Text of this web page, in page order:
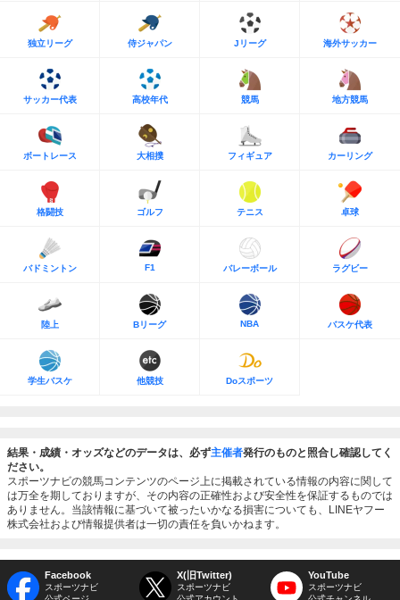
独立リーグ 侍ジャパン Jリーグ 海外サッカー
サッカー代表 高校年代 競馬 地方競馬
ボートレース 大相撲 フィギュア カーリング
格闘技 ゴルフ テニス 卓球
バドミントン F1 バレーボール ラグビー
陸上 Bリーグ NBA バスケ代表
学生バスケ 他競技 Doスポーツ
結果・成績・オッズなどのデータは、必ず主催者発行のものと照合し確認してく
ださい。
スポーツナビの競馬コンテンツのページ上に掲載されている情報の内容に関して
は万全を期しておりますが、その内容の正確性および安全性を保証するものでは
ありません。当該情報に基づいて被ったいかなる損害についても、LINEヤフー
株式会社および情報提供者は一切の責任を負いかねます。
Facebook
スポーツナビ
X(旧Twitter)
スポーツナビ
YouTube
スポーツナビ